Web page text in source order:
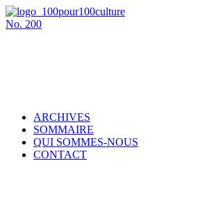
No. 200
ARCHIVES
SOMMAIRE
QUI SOMMES-NOUS
CONTACT